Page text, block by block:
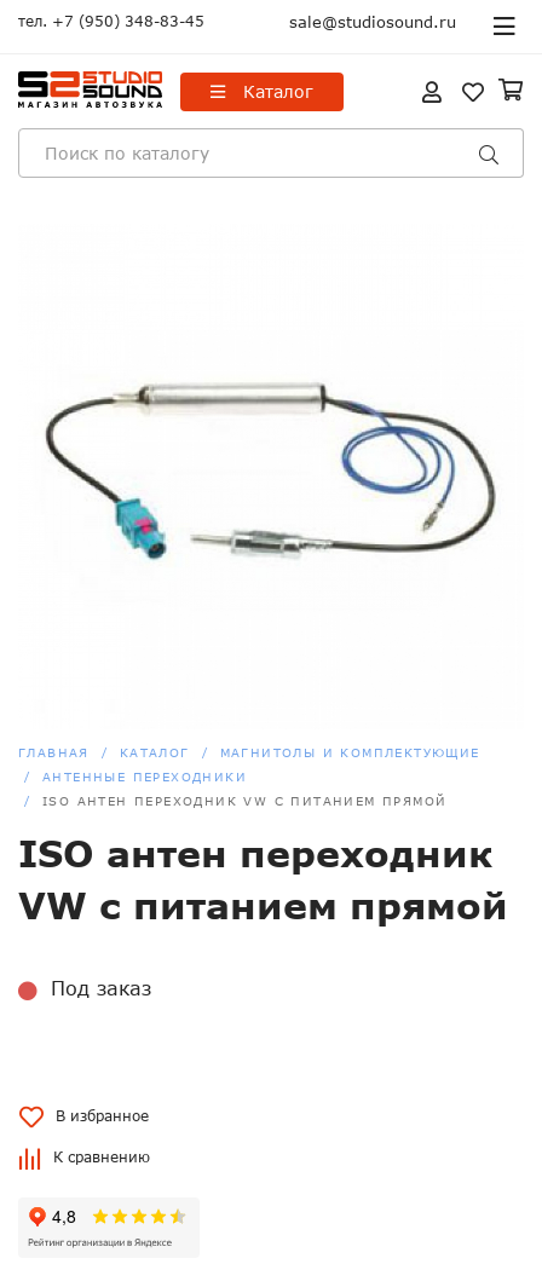
тел. +7 (950) 348-83-45 sale@studiosound.ru
Каталог
ГЛАВНАЯ КАТАЛОГ
МАГНИТОЛЫ И КОМПЛЕКТУЮЩИЕ
АНТЕННЫЕ ПЕРЕХОДНИКИ
ISO АНТЕН ПЕРЕХОДНИК VW С ПИТАНИЕМ ПРЯМОЙ
ISO антен переходник
VW с питанием прямой
Под заказ
В избранное
К сравнению